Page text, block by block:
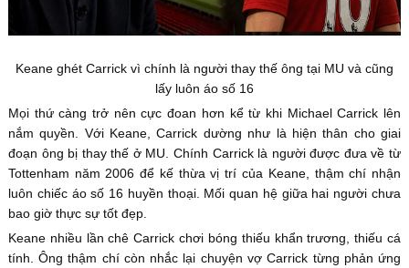
Keane ghét Carrick vì chính là người thay thế ông tại MU và cũng
lấy luôn áo số 16
Mọi thứ càng trở nên cực đoan hơn kể từ khi Michael Carrick lên
nắm quyền. Với Keane, Carrick dường như là hiện thân cho giai
đoạn ông bị thay thế ở MU. Chính Carrick là người được đưa về từ
Tottenham năm 2006 để kế thừa vị trí của Keane, thậm chí nhận
luôn chiếc áo số 16 huyền thoại. Mối quan hệ giữa hai người chưa
bao giờ thực sự tốt đẹp.
Keane nhiều lần chê Carrick chơi bóng thiếu khẩn trương, thiếu cá
tính. Ông thậm chí còn nhắc lại chuyện vợ Carrick từng phản ứng